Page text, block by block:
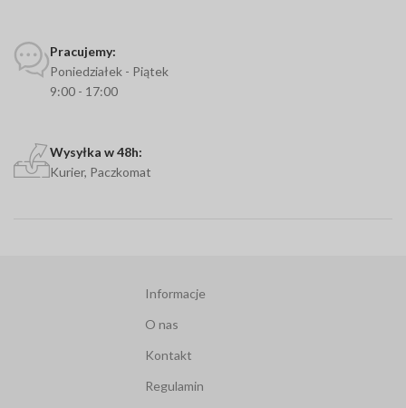
Pracujemy:
Poniedziałek - Piątek
9:00 - 17:00
Wysyłka w 48h:
Kurier, Paczkomat
Informacje
O nas
Kontakt
Regulamin